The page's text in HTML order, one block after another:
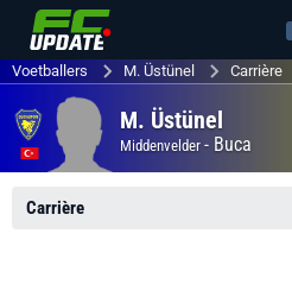
Voetballers M. Üstünel Carrière
M. Üstünel
Middenvelder - Buca
Carrière